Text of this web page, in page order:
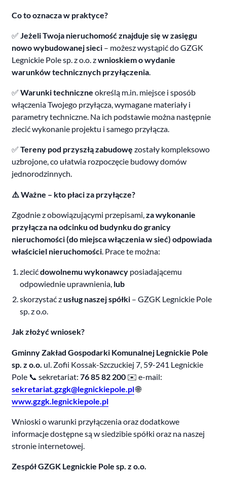
Co to oznacza w praktyce?
✅ Jeżeli Twoja nieruchomość znajduje się w zasięgu
nowo wybudowanej sieci – możesz wystąpić do GZGK
Legnickie Pole sp. z o.o. zwnioskiem o wydanie
warunków technicznych przyłączenia.
✅ Warunki techniczne określą m.in. miejsce i sposób
włączenia Twojego przyłącza, wymagane materiały i
parametry techniczne. Na ich podstawie można następnie
zlecić wykonanie projektu i samego przyłącza.
✅ Tereny pod przyszłą zabudowę zostały kompleksowo
uzbrojone, co ułatwia rozpoczęcie budowy domów
jednorodzinnych.
⚠️ Ważne – kto płaci za przyłącze?
Zgodnie z obowiązującymi przepisami,za wykonanie
przyłącza na odcinku od budynku do granicy
nieruchomości (do miejsca włączenia w sieć) odpowiada
właściciel nieruchomości. Prace te można:
zlecićdowolnemu wykonawcy posiadającemu
odpowiednie uprawnienia, lub
skorzystać zusług naszej spółki – GZGK Legnickie Pole
sp. z o.o.
Jak złożyć wniosek?
Gminny Zakład Gospodarki Komunalnej Legnickie Pole
sp. z o.o. ul. Zofii Kossak-Szczuckiej 7, 59-241 Legnickie
Pole 📞 sekretariat: 76 85 82 200 ✉️ e-mail:
sekretariat.gzgk@legnickiepole.pl🌐
www.gzgk.legnickiepole.pl
Wnioski o warunki przyłączenia oraz dodatkowe
informacje dostępne są w siedzibie spółki oraz na naszej
stronie internetowej.
Zespół GZGK Legnickie Pole sp. z o.o.